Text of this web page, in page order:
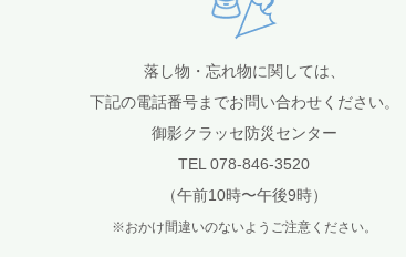
落し物・忘れ物に関しては、
下記の電話番号までお問い合わせください。
御影クラッセ防災センター
TEL 078-846-3520
（午前10時〜午後9時）
※おかけ間違いのないようご注意ください。